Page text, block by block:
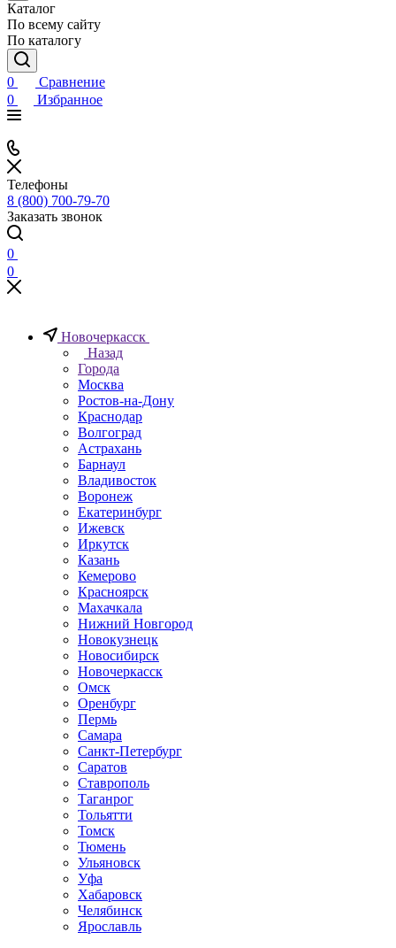
Каталог
По всему сайту
По каталогу
0
Сравнение
0
Избранное
Телефоны
8 (800) 700-79-70
Заказать звонок
0
0
Новочеркаcск
Назад
Города
Москва
Ростов-на-Дону
Краснодар
Волгоград
Астрахань
Барнаул
Владивосток
Воронеж
Екатеринбург
Ижевск
Иркутск
Казань
Кемерово
Красноярск
Махачкала
Нижний Новгород
Новокузнецк
Новосибирск
Новочеркаcск
Омск
Оренбург
Пермь
Самара
Санкт-Петербург
Саратов
Ставрополь
Таганрог
Тольятти
Томск
Тюмень
Ульяновск
Уфа
Хабаровск
Челябинск
Ярославль